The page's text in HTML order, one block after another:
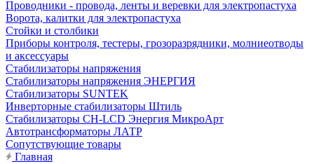
Проводники - провода, ленты и веревки для электропастуха
Ворота, калитки для электропастуха
Стойки и столбики
Приборы контроля, тестеры, грозоразрядники, молниеотводы
и аксессуары
Стабилизаторы напряжения
Стабилизаторы напряжения ЭНЕРГИЯ
Стабилизаторы SUNTEK
Инверторные стабилизаторы Штиль
Стабилизаторы СН-LCD Энepгия МикроАрт
Автотрансформаторы ЛАТР
Сопутствующие товары
Главная